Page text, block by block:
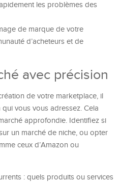
les problèmes des
de marque de votre
d’acheteurs et de
avec précision
de votre marketplace, il
vous vous adressez. Cela
approfondie. Identifiez si
un marché de niche, ou opter
ceux d’Amazon ou
: quels produits ou services